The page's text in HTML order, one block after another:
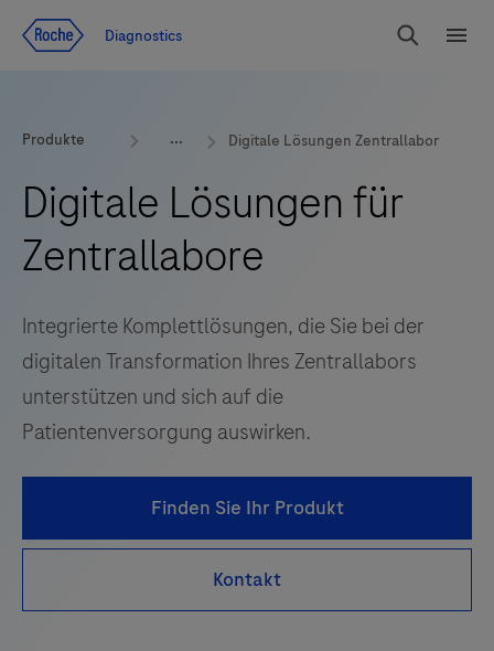
Diagnostics
Suchen
Produkte Digitale Lösungen Zentrallabor
Digitale Lösungen für
Zentrallabore
Integrierte Komplettlösungen, die Sie bei der
digitalen Transformation Ihres Zentrallabors
unterstützen und sich auf die
Patientenversorgung auswirken.
Finden Sie Ihr Produkt
Kontakt